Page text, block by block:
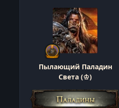
Пылающий Паладин
Света (♔)